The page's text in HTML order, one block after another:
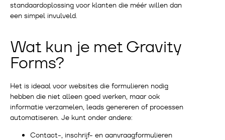
standaardoplossing voor klanten die méér willen dan
een simpel invulveld.
Wat kun je met Gravity
Forms?
Het is ideaal voor websites die formulieren nodig
hebben die niet alleen goed werken, maar ook
informatie verzamelen, leads genereren of processen
automatiseren. Je kunt onder andere:
Contact-, inschrijf- en aanvraagformulieren